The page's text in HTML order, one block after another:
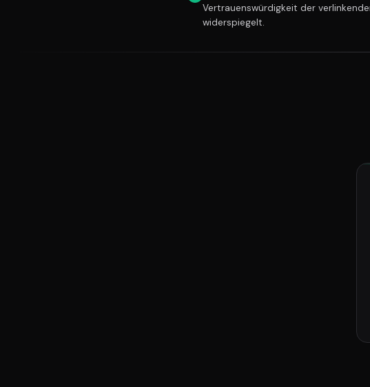
Vertrauenswürdigkeit der
widerspiegelt.